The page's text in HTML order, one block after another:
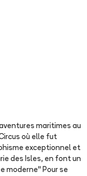
maritimes au
où elle fut
exceptionnel et
des Isles, en font un
moderne" Pour se